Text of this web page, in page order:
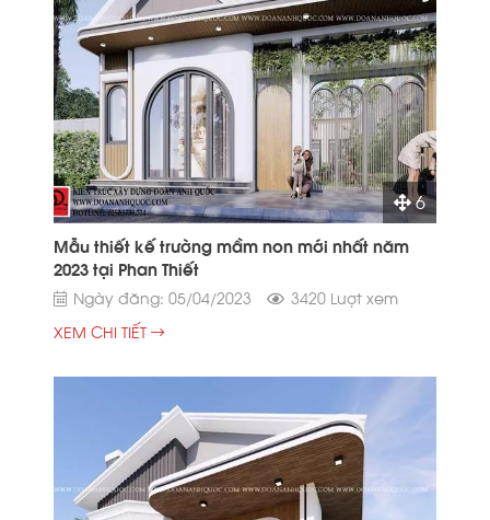
6
Mẫu thiết kế trường mầm non mới nhất năm
2023 tại Phan Thiết
Ngày đăng: 05/04/2023
3420 Lượt xem
XEM CHI TIẾT